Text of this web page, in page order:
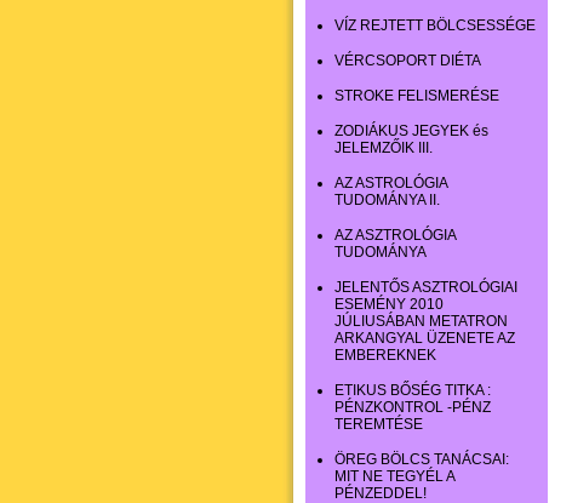
VÍZ REJTETT BÖLCSESSÉGE
VÉRCSOPORT DIÉTA
STROKE FELISMERÉSE
ZODIÁKUS JEGYEK és
JELEMZŐIK III.
AZ ASTROLÓGIA
TUDOMÁNYA II.
AZ ASZTROLÓGIA
TUDOMÁNYA
JELENTŐS ASZTROLÓGIAI
ESEMÉNY 2010
JÚLIUSÁBAN METATRON
ARKANGYAL ÜZENETE AZ
EMBEREKNEK
ETIKUS BŐSÉG TITKA :
PÉNZKONTROL -PÉNZ
TEREMTÉSE
ÖREG BÖLCS TANÁCSAI:
MIT NE TEGYÉL A
PÉNZEDDEL!